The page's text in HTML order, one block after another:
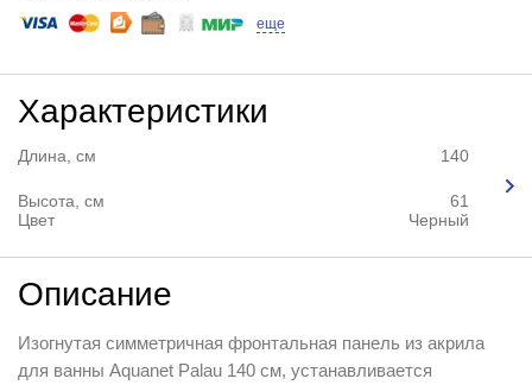
еще
Характеристики
Длина, см 140
Высота, см
61
Цвет
Черный
Описание
Изогнутая симметричная фронтальная панель из акрила
для ванны Aquanet Palau 140 см, устанавливается